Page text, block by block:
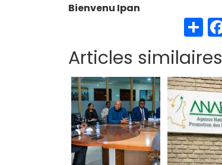
Bienvenu Ipan
S
h
ar
e
Articles similaires